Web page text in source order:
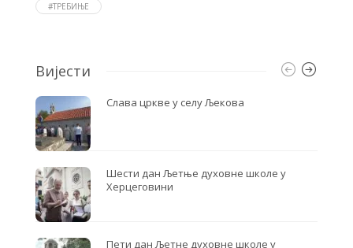
k
#ТРЕБИЊЕ
Вијести
Слава цркве у селу Љекова
Шести дан Љетње духовне школе у
Херцеговини
Пети дан Љетне духовне школе у